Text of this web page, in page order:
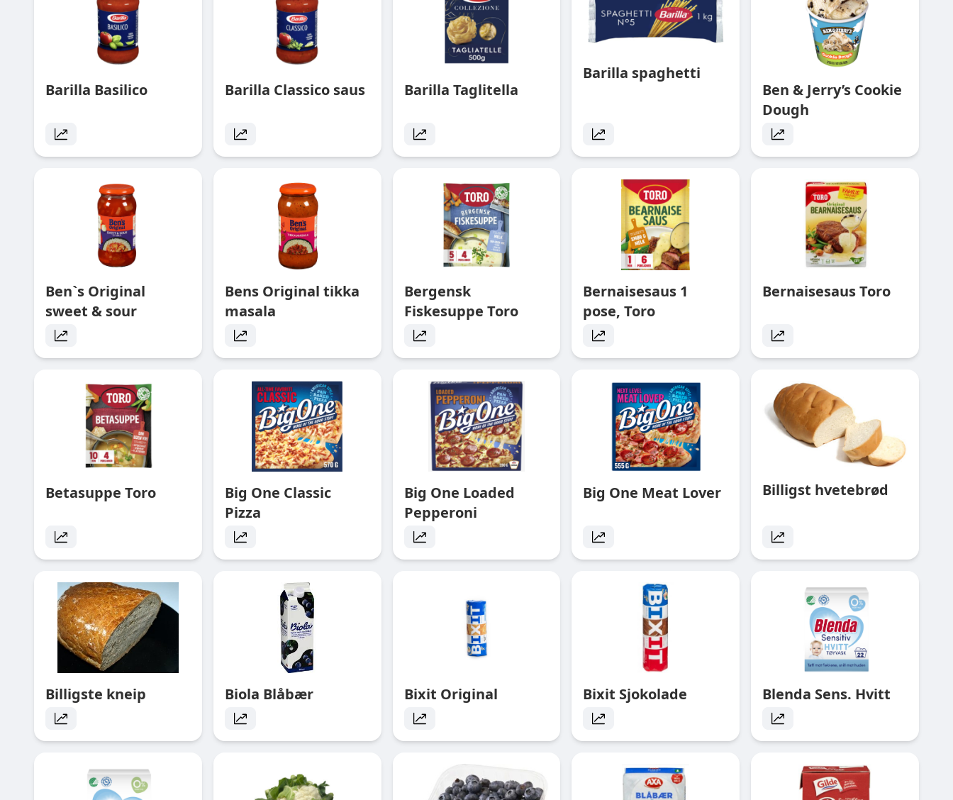
Barilla Basilico Barilla Classico saus Barilla Taglitella
Barilla spaghetti
Ben & Jerry’s Cookie
Dough
Ben`s Original
sweet & sour
Bens Original tikka
masala
Bergensk
Fiskesuppe Toro
Bernaisesaus 1
pose, Toro
Bernaisesaus Toro
Betasuppe Toro
Big One Classic
Pizza
Big One Loaded
Pepperoni
Big One Meat Lover Billigst hvetebrød
Billigste kneip Biola Blåbær Bixit Original Bixit Sjokolade Blenda Sens. Hvitt